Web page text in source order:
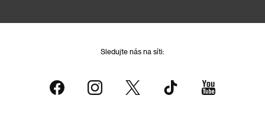
Sledujte nás na síti: